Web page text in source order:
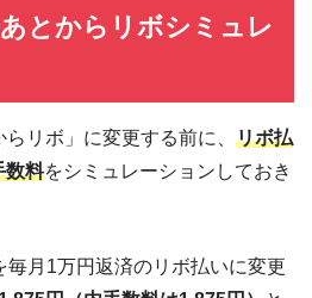
とからリボシミュレ
リボ」に変更する前に、 リボ払
数料をシミュレーションしておき
月1万円返済のリボ払いに変更